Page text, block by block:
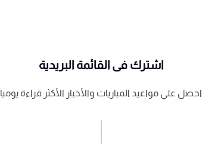
إرسال تعليق
اشترك فى القائمة البريدية
احصل على مواعيد المباريات والأخبار الأكثر قراءة يوميا